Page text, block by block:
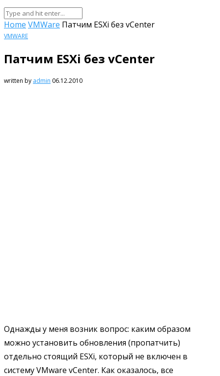
Home VMWare Патчим ESXi без vCenter
VMWARE
Патчим ESXi без vCenter
written by admin 06.12.2010
Однажды у меня возник вопрос: каким образом
можно установить обновления (пропатчить)
отдельно стоящий ESXi, который не включен в
систему VMware vCenter. Как оказалось, все